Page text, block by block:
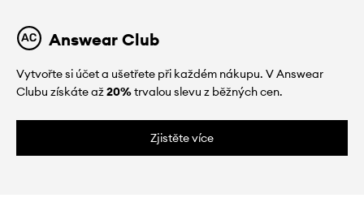
Answear Club
Vytvořte si účet a ušetřete při každém nákupu. V Answear
Clubu získáte až20%trvalou slevu z běžných cen.
Zjistěte více